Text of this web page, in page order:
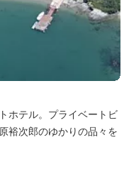
ホテル。プライベートビ
裕次郎のゆかりの品々を